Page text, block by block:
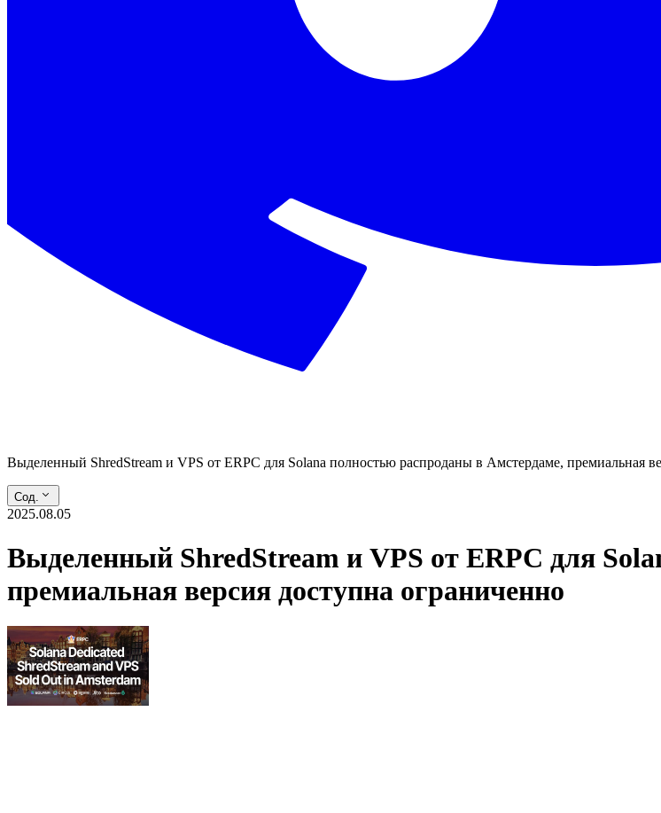
Выделенный ShredStream и VPS от ERPC для Solana полностью распроданы в Амстердаме, премиальная
Сод.
2025.08.05
Выделенный ShredStream и VPS от ERPC для
премиальная версия доступна ограниченно